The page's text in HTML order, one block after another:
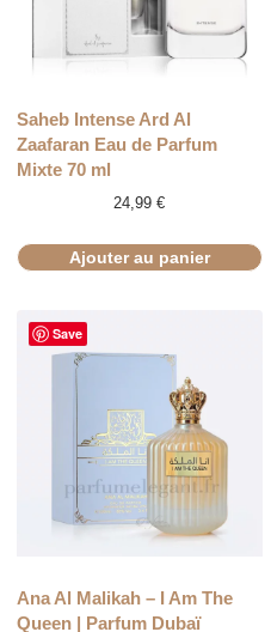
Saheb Intense Ard Al
Zaafaran Eau de Parfum
Mixte 70 ml
24,99€
Ajouter au panier
Save
Ana Al Malikah – I Am The
Queen | Parfum Dubaï